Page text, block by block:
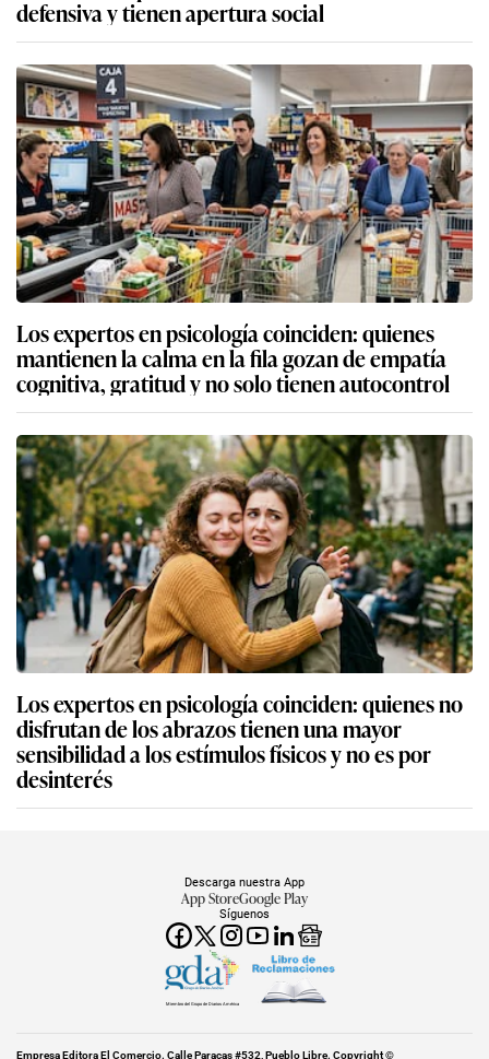
defensiva y tienen apertura social
Los expertos en psicología coinciden: quienes
mantienen la calma en la fila gozan de empatía
cognitiva, gratitud y no solo tienen autocontrol
Los expertos en psicología coinciden: quienes no
disfrutan de los abrazos tienen una mayor
sensibilidad a los estímulos físicos y no es por
desinterés
Síguenos
Descarga nuestra App
App StoreGoogle Play
Miembro del Grupo de Diarios América
Empresa Editora El Comercio. Calle Paracas #532, Pueblo Libre. Copyright ©